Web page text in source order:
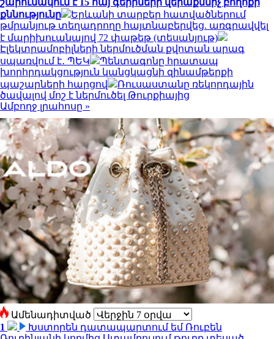
քննությունը
Երևանի տարբեր հատվածներում
թմրանյութ տեղադրողը հայտնաբերվեց. առգրավվել
է մարիխուանայով 72 փաթեթ (տեսանյութ)
Էլեկտրամոբիլների ներմուծման քվոտան արագ
սպառվում է․ ՊԵԿ
Պենտագոնը հրատապ
խորհրդակցություն կանցկացնի զինամթերքի
պաշարների հարցով
Ռուսաստանը ռեկորդային
ծավալով մոշ է ներմուծել Թուրքիայից
Ամբողջ լրահոսը »
Ամենադիտված
1
Խստորեն դատապարտում եմ Ռուբեն